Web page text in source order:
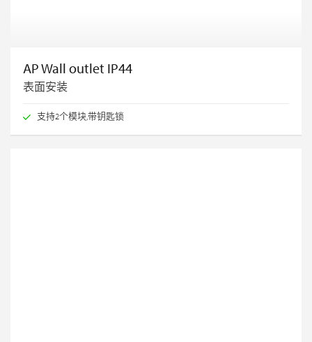
AP Wall outlet IP44
表面安装
支持2个模块,带钥匙锁